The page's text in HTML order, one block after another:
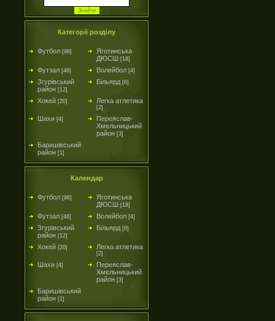
Категорії розділу
Футбол [96]
Яготинська
ДЮСШ [18]
Футзал [46] Волейбол [4]
Згурівський
район [12]
Більярд [6]
Хокей [20] Легка атлетика
[2]
Шахи [4]
Переяслав-
Хмельницький
район [3]
Баришівський
район [1]
Календар
Футбол [96]
Яготинська
ДЮСШ [18]
Футзал [46] Волейбол [4]
Згурівський
район [12]
Більярд [6]
Хокей [20] Легка атлетика
[2]
Шахи [4]
Переяслав-
Хмельницький
район [3]
Баришівський
район [1]